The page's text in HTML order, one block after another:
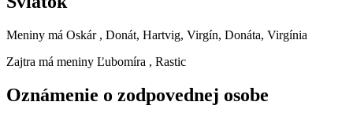
Meniny má Oskár , Donát, Hartvig, Virgín, Donáta, Virgínia
Zajtra má meniny Ľubomíra , Rastic
Oznámenie o zodpovednej osobe